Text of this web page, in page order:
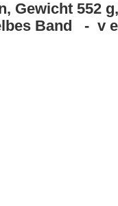
Gewicht
Band - v